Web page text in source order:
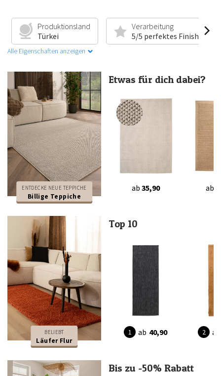
Produktionsland
Türkei
Verarbeitung
5/5 perfektes Finish
Alle Eigenschaften anzeigen
ENTDECKE NEUE TEPPICHE
Billige Teppiche
Etwas für dich dabei?
ab 35,90 ab
BELIEBT
Läufer Flur
Top 10
ab 40,90 ab
Bis zu -50% Rabatt